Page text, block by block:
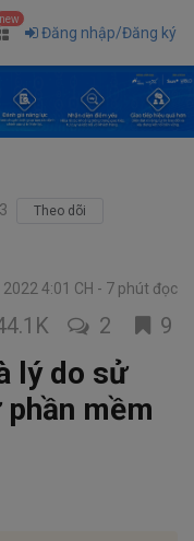
new
Đăng nhập/Đăng ký
Theo dõi
4:01 CH 7 phút đọc
2 9
lý do sử
mềm